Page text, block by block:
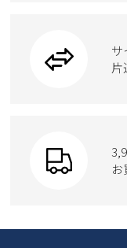
ウェア
moz
ブーツ
Parade
GAP
new balance
瞬足
トートバッグサ
片